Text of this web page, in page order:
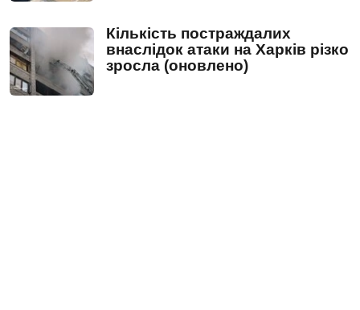
Кількість постраждалих
внаслідок атаки на Харків різко
зросла (оновлено)